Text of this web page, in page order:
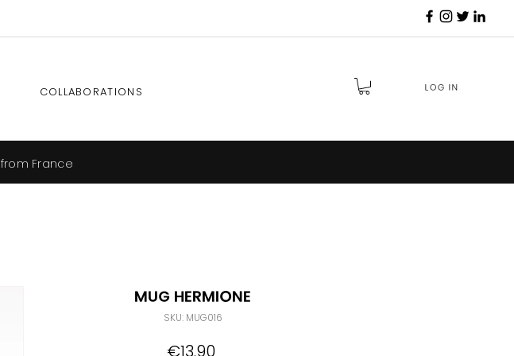
COLLABORATIONS Log in
Mug Hermione
SKU: MUG016
€13.90Price
from France